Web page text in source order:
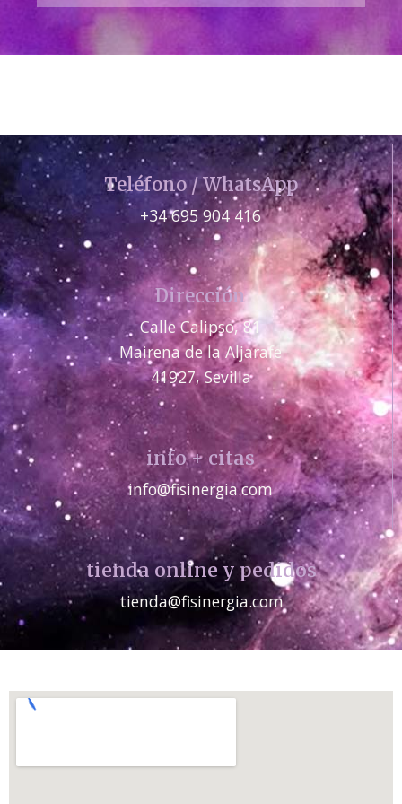
Teléfono / WhatsApp
+34 695 904 416
Dirección
Calle Calipso, 81
Mairena de la Aljarafe
41927, Sevilla
info + citas
info@fisinergia.com
tienda online y pedidos
tienda@fisinergia.com